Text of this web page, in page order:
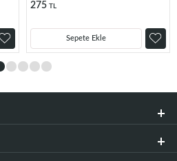
275 TL
Sepete Ekle